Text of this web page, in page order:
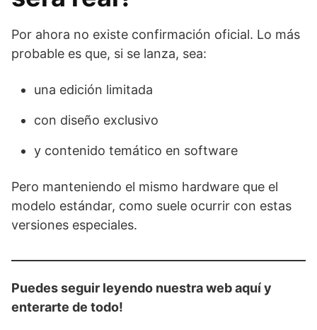
Por ahora no existe confirmación oficial. Lo más
probable es que, si se lanza, sea:
una edición limitada
con diseño exclusivo
y contenido temático en software
Pero manteniendo el mismo hardware que el
modelo estándar, como suele ocurrir con estas
versiones especiales.
Puedes seguir leyendo nuestra web aquí y
enterarte de todo!